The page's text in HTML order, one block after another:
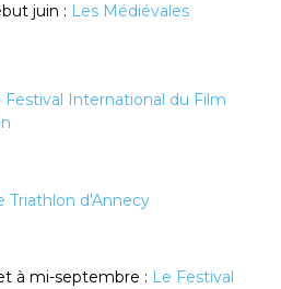
juin : Les Médiévales
Festival International du Film
Triathlon d'Annecy
à mi-septembre : Le Festival